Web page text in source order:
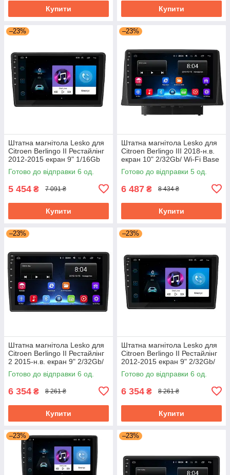
Купити Купити
–23%
Штатна магнітола Lesko для
Citroen Berlingo II Рестайлінг
2012-2015 екран 9" 1/16Gb
Base Wi-Fi GPS Берлінго
Готово до відправки 6 од.
5 454 ₴ 7 091 ₴
Купити
–23%
Штатна магнітола Lesko для
Citroen Berlingo III 2018-н.в.
екран 10" 2/32Gb/ Wi-Fi Base
GPS Android Ситроен
Готово до відправки 5 од.
6 487 ₴ 8 434 ₴
Купити
–23%
Штатна магнітола Lesko для
Citroen Berlingo II Рестайлінг
2 2015-н.в. екран 9" 2/32Gb/
Wi-Fi Base GPS
Готово до відправки 6 од.
6 354 ₴ 8 261 ₴
Купити
–23%
Штатна магнітола Lesko для
Citroen Berlingo II Рестайлінг
2012-2015 екран 9" 2/32Gb/
Wi-Fi Base GPS Android
Готово до відправки 6 од.
6 354 ₴ 8 261 ₴
Купити
–23% –23%